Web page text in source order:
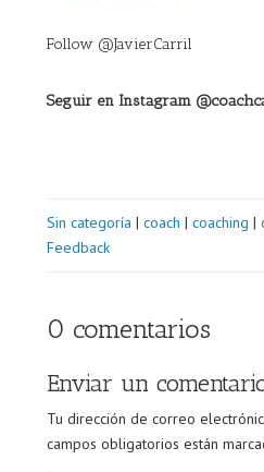
Follow @JavierCarril
Seguir en Instagram
Sin categoría | coach | coaching |
Feedback
0 comentarios
Enviar un
Tu dirección de correo
campos obligatorios están